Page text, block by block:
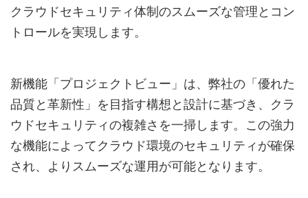
クラウドセキュリティ体制のスムーズな管理とコン
トロールを実現します。
新機能「プロジェクトビュー」は、弊社の「優れた
品質と革新性」を目指す構想と設計に基づき、クラ
ウドセキュリティの複雑さを一掃します。この強力
な機能によってクラウド環境のセキュリティが確保
され、よりスムーズな運用が可能となります。